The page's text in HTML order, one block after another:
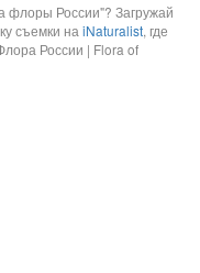
флоры России"? Загружай
съемки на iNaturalist, где
России | Flora of